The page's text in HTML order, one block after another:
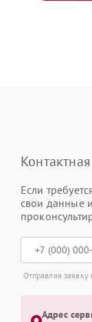
Если
свои данные
Отправляя заявку
Адрес